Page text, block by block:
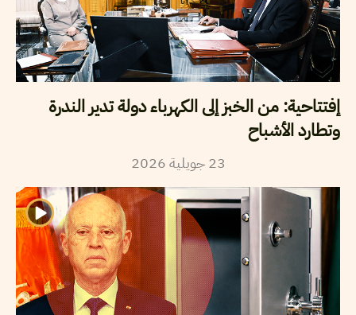
إفتتاحية: من الخبز إلى الكهرباء دولة تدير الندرة
وتطارد الأشباح
23 جويلية2026